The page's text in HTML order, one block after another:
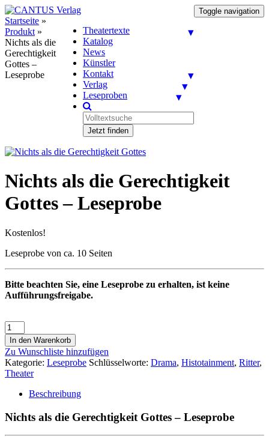
Toggle navigation
Theatertexte
Katalog
News
Künstler
Kontakt
Verlag
Leseproben
Jetzt finden
Startseite »
Produkt »
Nichts als die
Gerechtigkeit
Gottes –
Leseprobe
Nichts als die Gerechtigkeit
Gottes – Leseprobe
Kostenlos!
Leseprobe von ca. 10 Seiten
Bitte beachten Sie, eine Leseprobe zu erhalten, ist keine
Aufführungsfreigabe.
In den Warenkorb
Zu Wunschliste hinzufügen
Kategorie: Leseprobe Schlüsselworte: Drama, Histotainment, Ritter,
Theater
Beschreibung
Nichts als die Gerechtigkeit Gottes – Leseprobe